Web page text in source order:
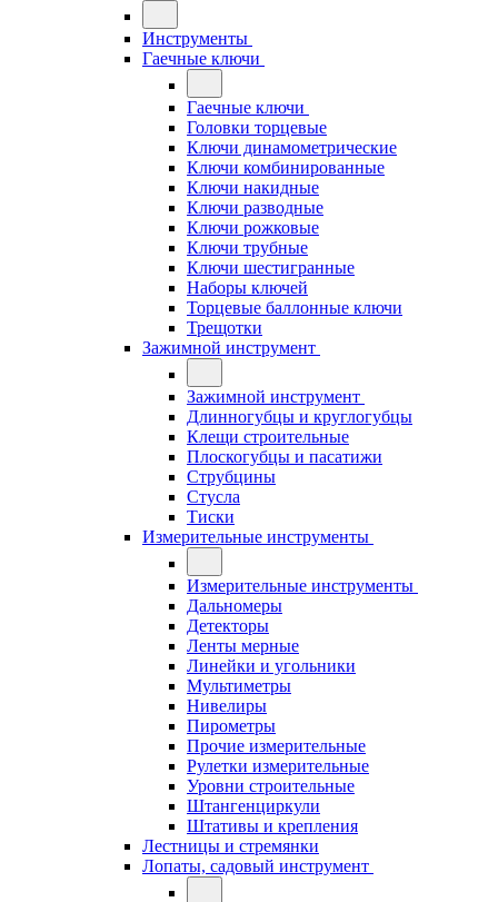
Инструменты
Гаечные ключи
Гаечные ключи
Головки торцевые
Ключи динамометрические
Ключи комбинированные
Ключи накидные
Ключи разводные
Ключи рожковые
Ключи трубные
Ключи шестигранные
Наборы ключей
Торцевые баллонные ключи
Трещотки
Зажимной инструмент
Зажимной инструмент
Длинногубцы и круглогубцы
Клещи строительные
Плоскогубцы и пасатижи
Струбцины
Стусла
Тиски
Измерительные инструменты
Измерительные инструменты
Дальномеры
Детекторы
Ленты мерные
Линейки и угольники
Мультиметры
Нивелиры
Пирометры
Прочие измерительные
Рулетки измерительные
Уровни строительные
Штангенциркули
Штативы и крепления
Лестницы и стремянки
Лопаты, садовый инструмент